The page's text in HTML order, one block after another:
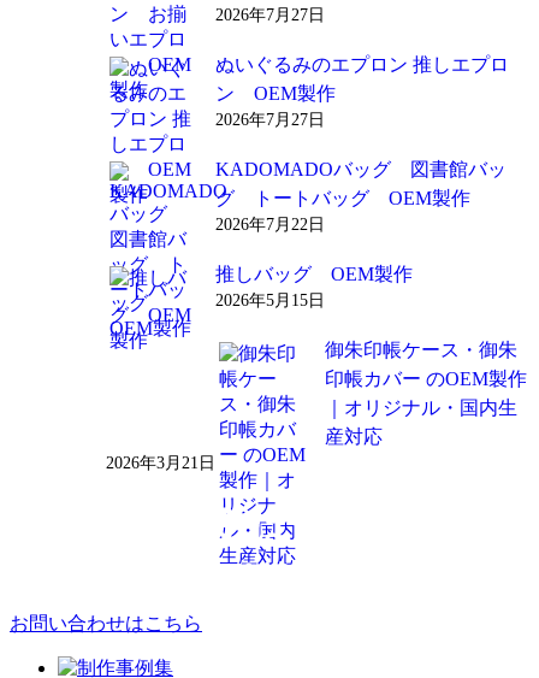
2026年7月27日
ぬいぐるみのエプロン 推しエプロ
ン OEM製作
2026年7月27日
KADOMADOバッグ 図書館バッ
グ トートバッグ OEM製作
2026年7月22日
推しバッグ OEM製作
2026年5月15日
御朱印帳ケース・御朱
印帳カバー のOEM製作
｜オリジナル・国内生
産対応
2026年3月21日
お問い合わせはこちら